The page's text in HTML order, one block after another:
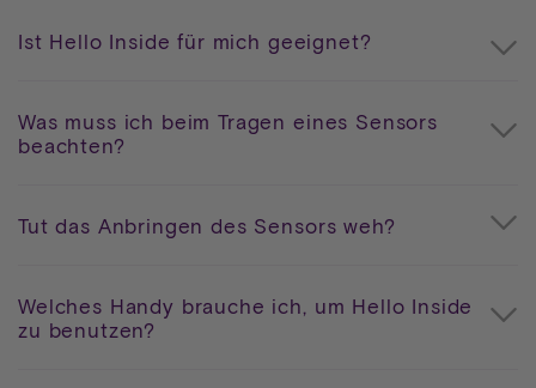
Ist Hello Inside für mich geeignet?
Was muss ich beim Tragen eines Sensors
beachten?
Tut das Anbringen des Sensors weh?
Welches Handy brauche ich, um Hello Inside
zu benutzen?